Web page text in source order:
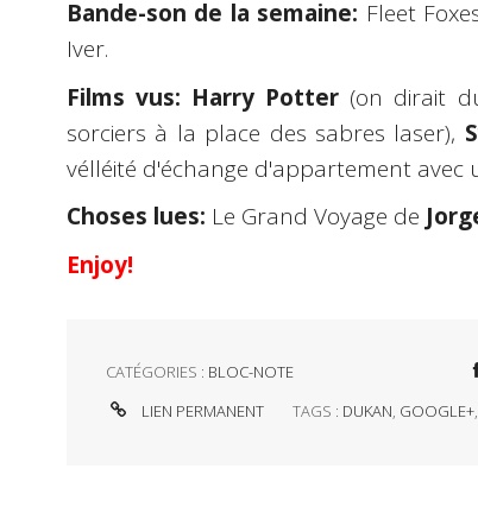
Bande-son de la semaine: Fleet
Iver.
Films vus: Harry Potter (on dirait
sorciers à la place des sabres laser),
vélléité d'échange d'appartement avec
Choses lues: Le Grand Voyage de
Enjoy!
CATÉGORIES : BLOC-NOTE
LIEN PERMANENT
TAGS : DUKAN, GOOGLE+,